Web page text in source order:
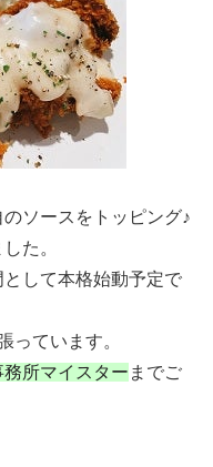
ソースをトッピング♪
た。
して本格始動予定で
っています。
所マイスター までご